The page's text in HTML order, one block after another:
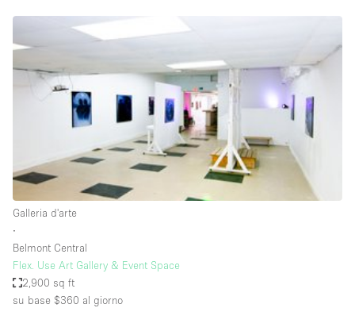
Camere Multiple
Concierge
Cucina
Esposizione di Automobili
Giardino
Illuminazione
Impianto audiovisivo
Industriale
Internet
Galleria d'arte
∙
Belmont Central
Flex. Use Art Gallery & Event Space
2,900 sq ft
su base $360 al giorno